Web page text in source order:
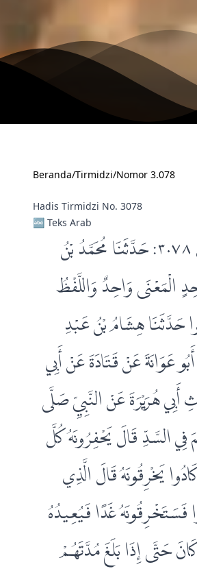
Beranda/Tirmidzi/Nomor 3.078
Hadis Tirmidzi No. 3078
🔤 Teks Arab
سنن الترمذي ٣٠٧٨: حَدَّثَنَا مُحَمَّدُ بْنُ
الْمَعْنَى وَاحِدٌ وَاللَّفْظُ
حَدَّثَنَا هِشَامُ بْنُ عَبْدِ
عَوَانَةَ عَنْ قَتَادَةَ عَنْ أَبِي
أَبِي هُرَيْرَةَ عَنْ النَّبِيِّ صَلَّى
فِي السَّدِّ قَالَ يَحْفِرُونَهُ كُلَّ
يَخْرِقُونَهُ قَالَ الَّذِي
فَسَتَخْرِقُونَهُ غَدًا فَيُعِيدُهُ
حَتَّى إِذَا بَلَغَ مُدَّتَهُمْ